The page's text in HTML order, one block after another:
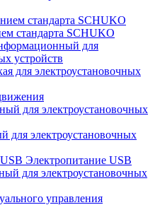
стандарта SCHUKO
для
устройств
для электроустановочных
для электроустановочных
Электропитание USB
для электроустановочных
управления